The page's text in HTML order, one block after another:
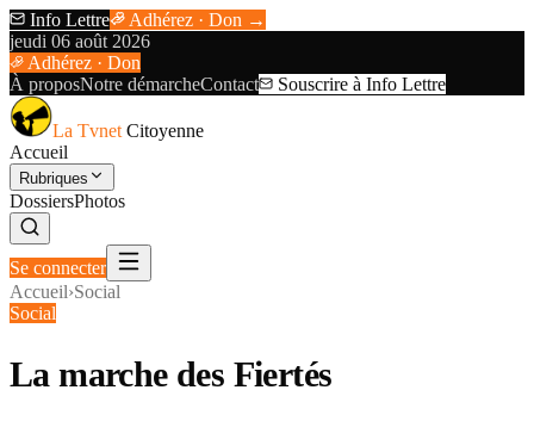
Info Lettre
Adhérez · Don →
jeudi 06 août 2026
Adhérez · Don
À proposNotre démarcheContact Souscrire à Info Lettre
La Tvnet Citoyenne
Accueil
Rubriques
DossiersPhotos
Se connecter
Accueil›Social
Social
La marche des Fiertés